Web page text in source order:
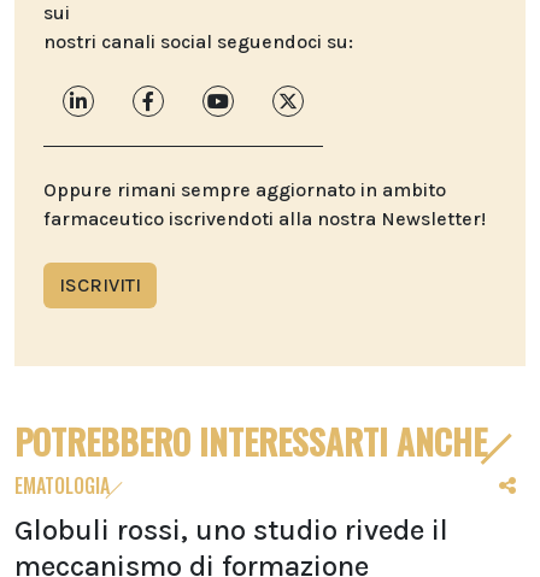
sui
nostri canali social seguendoci su:
Oppure rimani sempre aggiornato in ambito
farmaceutico iscrivendoti alla nostra Newsletter!
ISCRIVITI
POTREBBERO INTERESSARTI ANCHE
EMATOLOGIA
Globuli rossi, uno studio rivede il
meccanismo di formazione